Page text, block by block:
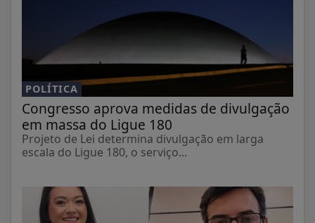
POLÍTICA
Congresso aprova medidas de divulgação
em massa do Ligue 180
Projeto de Lei determina divulgação em larga
escala do Ligue 180, o serviço...